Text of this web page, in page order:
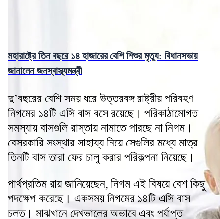
মহারাষ্ট্রে তিন বছরে ১৪ হাজারের বেশি শিশুর মৃত্যু: বিধানসভায়
জানালেন জনস্বাস্থ্যমন্ত্রী
দু’বছরের বেশি সময় ধরে উত্তরবঙ্গ রাষ্ট্রীয় পরিবহণ
নিগমের ১৪টি এসি বাস বসে রয়েছে। পরিকাঠামোগত
সমস্যায় বাসগুলি রাস্তায় নামাতে পারছে না নিগম।
বেসরকারি সংস্থার সাহায্য নিয়ে সেগুলির মধ্যে মাত্র
তিনটি বাস তারা ফের চালু করার পরিকল্পনা নিয়েছে।
পার্থপ্রতিম রায় জানিয়েছেন, নিগম এই বিষয়ে বেশ কিছু
পদক্ষেপ করেছে। একসময় নিগমের ১৪টি এসি বাস
চলত। মাঝখানে দেখভালের অভাবে এবং পর্যাপ্ত